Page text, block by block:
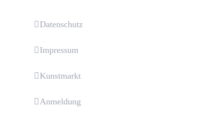
Datenschutz
Impressum
Kunstmarkt
Anmeldung